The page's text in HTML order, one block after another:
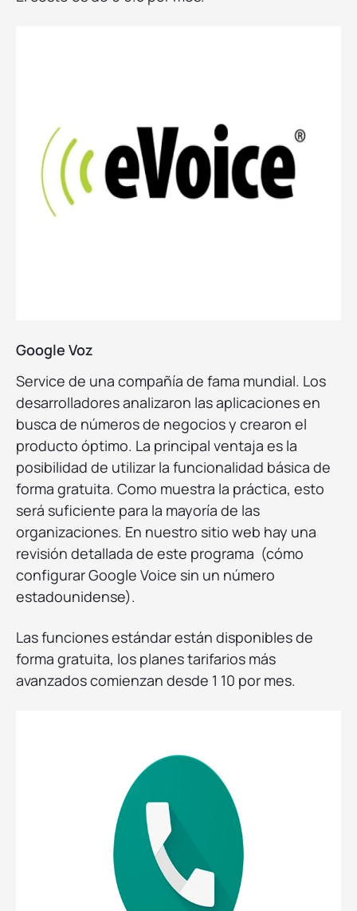
Google Voz
Service de una compañía de fama mundial. Los
desarrolladores analizaron las aplicaciones en
busca de números de negocios y crearon el
producto óptimo. La principal ventaja es la
posibilidad de utilizar la funcionalidad básica de
forma gratuita. Como muestra la práctica, esto
será suficiente para la mayoría de las
organizaciones. En nuestro sitio web hay una
revisión detallada de este programa (cómo
configurar Google Voice sin un número
estadounidense).
Las funciones estándar están disponibles de
forma gratuita, los planes tarifarios más
avanzados comienzan desde 1 10 por mes.